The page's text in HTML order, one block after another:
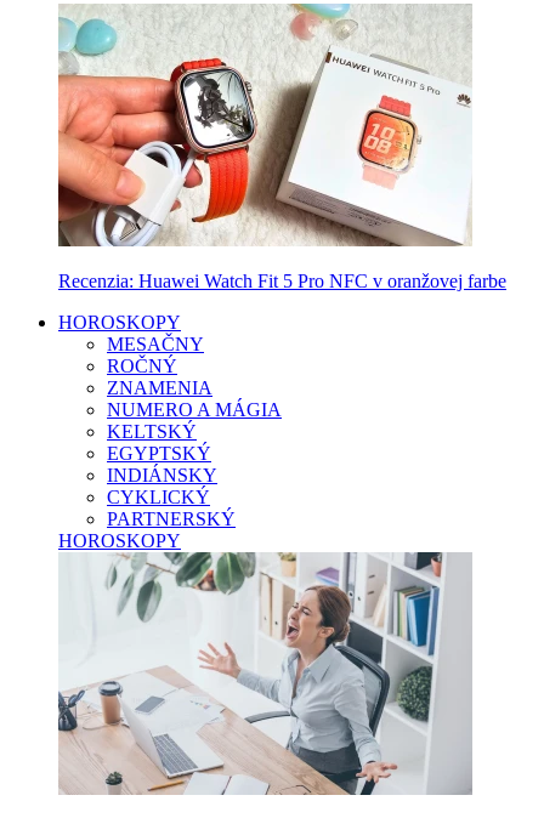
Recenzia: Huawei Watch Fit 5 Pro NFC v oranžovej farbe
HOROSKOPY
MESAČNY
ROČNÝ
ZNAMENIA
NUMERO A MÁGIA
KELTSKÝ
EGYPTSKÝ
INDIÁNSKY
CYKLICKÝ
PARTNERSKÝ
HOROSKOPY